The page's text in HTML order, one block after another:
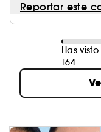
Reportar este
Has
164